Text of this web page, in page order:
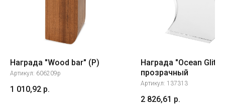
Награда "Wood bar" (Р)
Артикул: 606209p
1 010,92 р.
Награда "Ocean Glitz",
прозрачный
Артикул: 137313
2 826,61 р.